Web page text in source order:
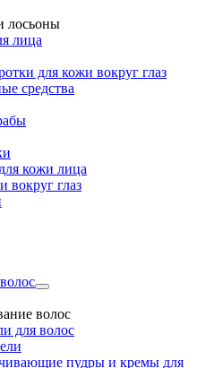
лосьоны
лица
для кожи вокруг глаз
средства
кожи лица
вокруг глаз
волос
для волос
пудры и кремы для